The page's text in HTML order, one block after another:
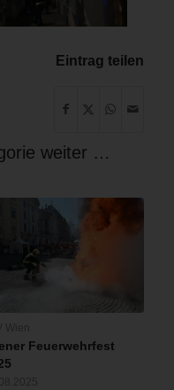
Eintrag teilen
weiter …
Feuerwehrfest